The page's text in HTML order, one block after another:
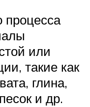
процесса
или
такие как
глина,
и др.